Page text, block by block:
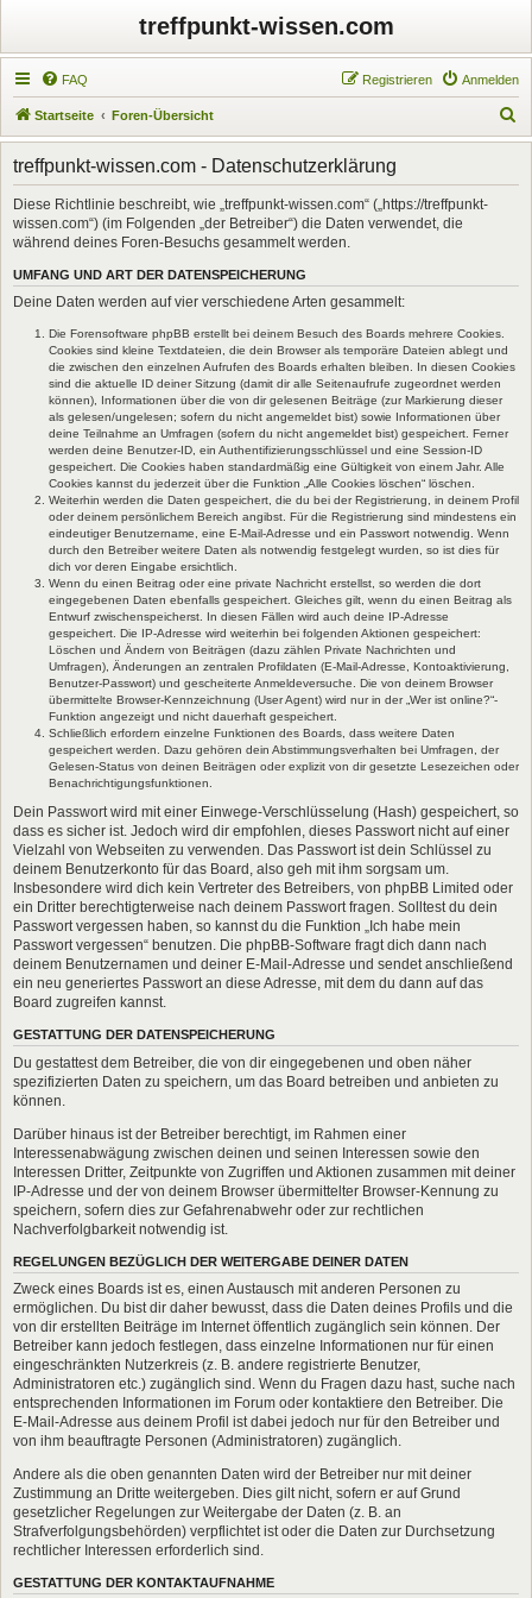
treffpunkt-wissen.com
FAQ Anmelden
Registrieren
Startseite Foren-Übersicht
u
treffpunkt-wissen.com - Datenschutzerklärung
Diese Richtlinie beschreibt, wie „treffpunkt-wissen.com“ („https://treffpunkt-
wissen.com“) (im Folgenden „der Betreiber“) die Daten verwendet, die
während deines Foren-Besuchs gesammelt werden.
UMFANG UND ART DER DATENSPEICHERUNG
Deine Daten werden auf vier verschiedene Arten gesammelt:
Die Forensoftware phpBB erstellt bei deinem Besuch des Boards mehrere Cookies.
Cookies sind kleine Textdateien, die dein Browser als temporäre Dateien ablegt und
die zwischen den einzelnen Aufrufen des Boards erhalten bleiben. In diesen Cookies
sind die aktuelle ID deiner Sitzung (damit dir alle Seitenaufrufe zugeordnet werden
können), Informationen über die von dir gelesenen Beiträge (zur Markierung dieser
als gelesen/ungelesen; sofern du nicht angemeldet bist) sowie Informationen über
deine Teilnahme an Umfragen (sofern du nicht angemeldet bist) gespeichert. Ferner
werden deine Benutzer-ID, ein Authentifizierungsschlüssel und eine Session-ID
gespeichert. Die Cookies haben standardmäßig eine Gültigkeit von einem Jahr. Alle
Cookies kannst du jederzeit über die Funktion „Alle Cookies löschen“ löschen.
Weiterhin werden die Daten gespeichert, die du bei der Registrierung, in deinem Profil
oder deinem persönlichem Bereich angibst. Für die Registrierung sind mindestens ein
eindeutiger Benutzername, eine E-Mail-Adresse und ein Passwort notwendig. Wenn
durch den Betreiber weitere Daten als notwendig festgelegt wurden, so ist dies für
dich vor deren Eingabe ersichtlich.
Wenn du einen Beitrag oder eine private Nachricht erstellst, so werden die dort
eingegebenen Daten ebenfalls gespeichert. Gleiches gilt, wenn du einen Beitrag als
Entwurf zwischenspeicherst. In diesen Fällen wird auch deine IP-Adresse
gespeichert. Die IP-Adresse wird weiterhin bei folgenden Aktionen gespeichert:
Löschen und Ändern von Beiträgen (dazu zählen Private Nachrichten und
Umfragen), Änderungen an zentralen Profildaten (E-Mail-Adresse, Kontoaktivierung,
Benutzer-Passwort) und gescheiterte Anmeldeversuche. Die von deinem Browser
übermittelte Browser-Kennzeichnung (User Agent) wird nur in der „Wer ist online?“-
Funktion angezeigt und nicht dauerhaft gespeichert.
Schließlich erfordern einzelne Funktionen des Boards, dass weitere Daten
gespeichert werden. Dazu gehören dein Abstimmungsverhalten bei Umfragen, der
Gelesen-Status von deinen Beiträgen oder explizit von dir gesetzte Lesezeichen oder
Benachrichtigungsfunktionen.
Dein Passwort wird mit einer Einwege-Verschlüsselung (Hash) gespeichert, so
dass es sicher ist. Jedoch wird dir empfohlen, dieses Passwort nicht auf einer
Vielzahl von Webseiten zu verwenden. Das Passwort ist dein Schlüssel zu
deinem Benutzerkonto für das Board, also geh mit ihm sorgsam um.
Insbesondere wird dich kein Vertreter des Betreibers, von phpBB Limited oder
ein Dritter berechtigterweise nach deinem Passwort fragen. Solltest du dein
Passwort vergessen haben, so kannst du die Funktion „Ich habe mein
Passwort vergessen“ benutzen. Die phpBB-Software fragt dich dann nach
deinem Benutzernamen und deiner E-Mail-Adresse und sendet anschließend
ein neu generiertes Passwort an diese Adresse, mit dem du dann auf das
Board zugreifen kannst.
GESTATTUNG DER DATENSPEICHERUNG
Du gestattest dem Betreiber, die von dir eingegebenen und oben näher
spezifizierten Daten zu speichern, um das Board betreiben und anbieten zu
können.
Darüber hinaus ist der Betreiber berechtigt, im Rahmen einer
Interessenabwägung zwischen deinen und seinen Interessen sowie den
Interessen Dritter, Zeitpunkte von Zugriffen und Aktionen zusammen mit deiner
IP-Adresse und der von deinem Browser übermittelter Browser-Kennung zu
speichern, sofern dies zur Gefahrenabwehr oder zur rechtlichen
Nachverfolgbarkeit notwendig ist.
REGELUNGEN BEZÜGLICH DER WEITERGABE DEINER DATEN
Zweck eines Boards ist es, einen Austausch mit anderen Personen zu
ermöglichen. Du bist dir daher bewusst, dass die Daten deines Profils und die
von dir erstellten Beiträge im Internet öffentlich zugänglich sein können. Der
Betreiber kann jedoch festlegen, dass einzelne Informationen nur für einen
eingeschränkten Nutzerkreis (z. B. andere registrierte Benutzer,
Administratoren etc.) zugänglich sind. Wenn du Fragen dazu hast, suche nach
entsprechenden Informationen im Forum oder kontaktiere den Betreiber. Die
E-Mail-Adresse aus deinem Profil ist dabei jedoch nur für den Betreiber und
von ihm beauftragte Personen (Administratoren) zugänglich.
Andere als die oben genannten Daten wird der Betreiber nur mit deiner
Zustimmung an Dritte weitergeben. Dies gilt nicht, sofern er auf Grund
gesetzlicher Regelungen zur Weitergabe der Daten (z. B. an
Strafverfolgungsbehörden) verpflichtet ist oder die Daten zur Durchsetzung
rechtlicher Interessen erforderlich sind.
GESTATTUNG DER KONTAKTAUFNAHME